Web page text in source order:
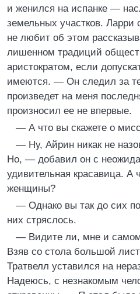
и женился на испанке —
земельных участков. Ларри
не любит об этом
лишенном традиций
аристократом, если
имеются. — Он следил за
произведет на меня
произносил ее не впервые.
— А что вы скажете о
— Ну, Айрин никак не
Но, — добавил он с
удивительная красавица. А
женщины?
— Однако вы так до сих
них стряслось.
— Видите ли, мне и
Взяв со стола большой
Тратвелл уставился на
Надеюсь, с незнакомым